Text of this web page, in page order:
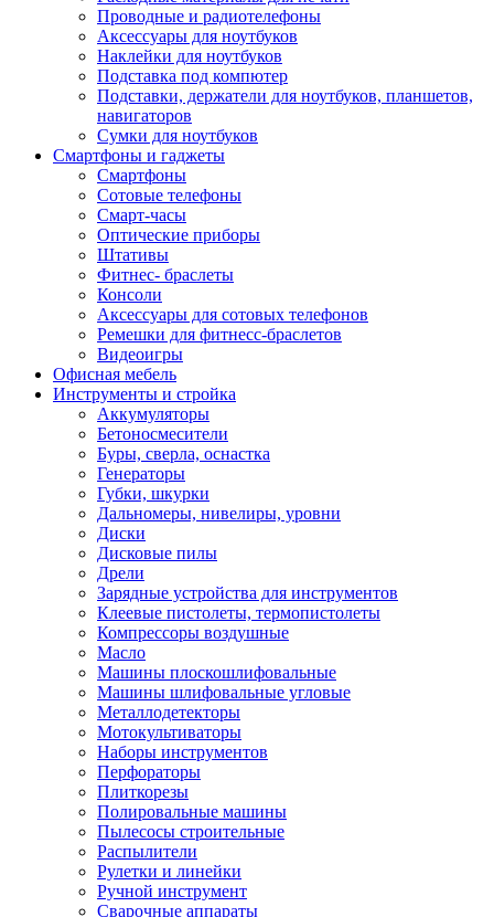
Проводные и радиотелефоны
Аксессуары для ноутбуков
Наклейки для ноутбуков
Подставка под компютер
Подставки, держатели для ноутбуков, планшетов,
навигаторов
Сумки для ноутбуков
Смартфоны и гаджеты
Смартфоны
Сотовые телефоны
Смарт-часы
Оптические приборы
Штативы
Фитнес- браслеты
Консоли
Аксессуары для сотовых телефонов
Ремешки для фитнесс-браслетов
Видеоигры
Офисная мебель
Инструменты и стройка
Аккумуляторы
Бетоносмесители
Буры, сверла, оснастка
Генераторы
Губки, шкурки
Дальномеры, нивелиры, уровни
Диски
Дисковые пилы
Дрели
Зарядные устройства для инструментов
Клеевые пистолеты, термопистолеты
Компрессоры воздушные
Масло
Машины плоскошлифовальные
Машины шлифовальные угловые
Металлодетекторы
Мотокультиваторы
Наборы инструментов
Перфораторы
Плиткорезы
Полировальные машины
Пылесосы строительные
Распылители
Рулетки и линейки
Ручной инструмент
Сварочные аппараты